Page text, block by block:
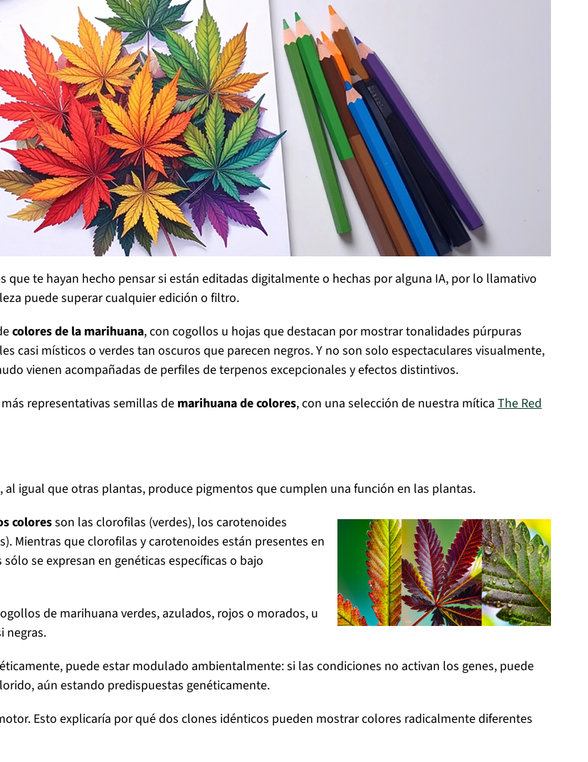
te hayan hecho pensar si están editadas digitalmente o hechas por alguna IA, por lo llamativo
puede superar cualquier edición o filtro.
colores de la marihuana, con cogollos u hojas que destacan por mostrar tonalidades púrpuras
casi místicos o verdes tan oscuros que parecen negros. Y no son solo espectaculares visualmente,
vienen acompañadas de perfiles de terpenos excepcionales y efectos distintivos.
representativas semillas de marihuana de colores, con una selección de nuestra mítica The Red
al igual que otras plantas, produce pigmentos que cumplen una función en las plantas.
coloresson las clorofilas (verdes), los carotenoides
Mientras que clorofilas y carotenoides están presentes en
se expresan en genéticas específicas o bajo
de marihuana verdes, azulados, rojos o morados, u
negras.
puede estar modulado ambientalmente: si las condiciones no activan los genes, puede
aún estando predispuestas genéticamente.
Esto explicaría por qué dos clones idénticos pueden mostrar colores radicalmente diferentes